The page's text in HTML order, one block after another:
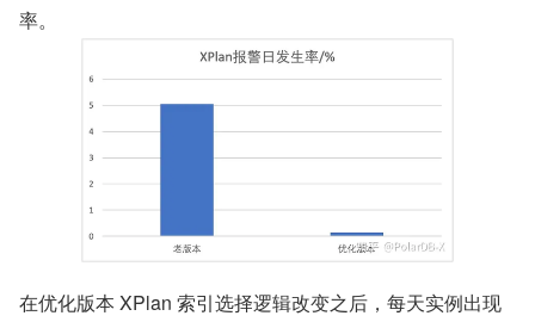
率。
在优化版本 XPlan 索引选择逻辑改变之后，每天实例出现